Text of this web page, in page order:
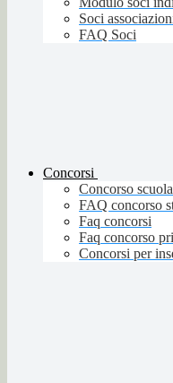
Soci
FAQ Soci
Concorsi
Concorso
FAQ concorso
Faq concorsi
Faq concorso
Concorsi per